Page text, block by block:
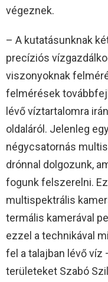
végeznek.
– A kutatásunknak
precíziós
viszonyoknak
felmérések
lévő víztartalomra
oldaláról. Jelenleg
négycsatornás
drónnal dolgozunk,
fogunk felszerelni.
multispektrális
termális kamerával
ezzel a technikával
fel a talajban lévő
területeket Szabó